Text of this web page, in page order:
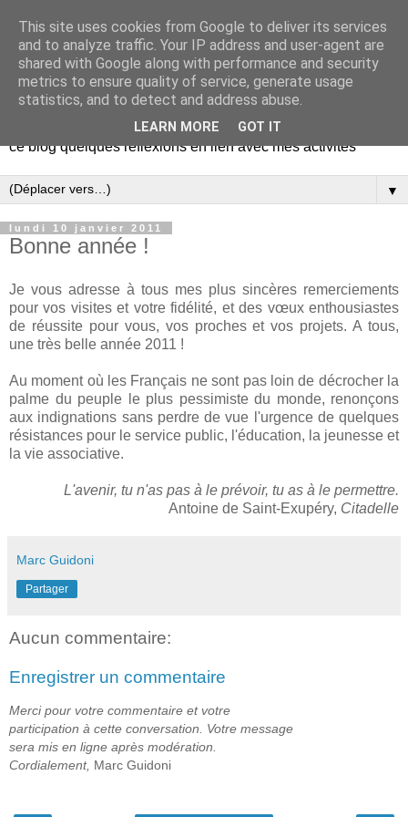
Le blog-notes de Marc
Guidoni
Juriste, formateur et dirigeant associatif, je vous propose sur
ce blog quelques réflexions en lien avec mes activités
▼
lundi 10 janvier 2011
Bonne année !
Je vous adresse à tous mes plus sincères remerciements
pour vos visites et votre fidélité, et des vœux enthousiastes
de réussite pour vous, vos proches et vos projets. A tous,
une très belle année 2011 !
Au moment où les Français ne sont pas loin de décrocher la
palme du peuple le plus pessimiste du monde, renonçons
aux indignations sans perdre de vue l'urgence de quelques
résistances pour le service public, l'éducation, la jeunesse et
la vie associative.
L'avenir, tu n'as pas à le prévoir, tu as à le permettre.
Antoine de Saint-Exupéry, Citadelle
Marc Guidoni
Partager
Aucun commentaire:
Enregistrer un commentaire
Merci pour votre commentaire et votre
participation à cette conversation. Votre message
sera mis en ligne après modération.
Cordialement, Marc Guidoni
This site uses cookies from Google to deliver its services
and to analyze traffic. Your IP address and user-agent are
shared with Google along with performance and security
metrics to ensure quality of service, generate usage
statistics, and to detect and address abuse.
LEARN MORE GOT IT